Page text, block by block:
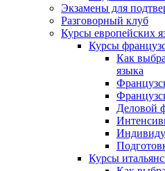
Экзамены для
Разговорный клуб
Курсы европейских
Курсы
Как
языка
Деловой
Курсы